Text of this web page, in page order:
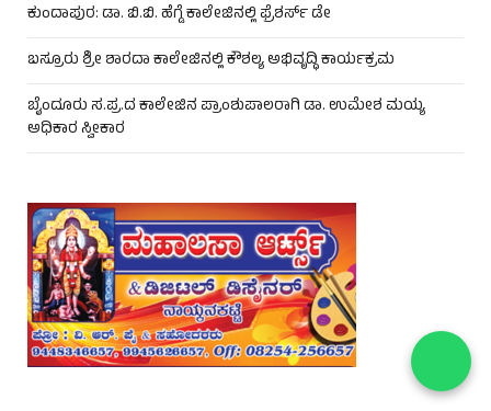
ಕುಂದಾಪುರ: ಡಾ. ಬಿ.ಬಿ. ಹೆಗ್ಡೆ ಕಾಲೇಜಿನಲ್ಲಿ ಫ್ರೆಶರ್ಸ್ ಡೇ
ಬಸ್ರೂರು ಶ್ರೀ ಶಾರದಾ ಕಾಲೇಜಿನಲ್ಲಿ ಕೌಶಲ್ಯ ಅಭಿವೃದ್ಧಿ ಕಾರ್ಯಕ್ರಮ
ಬೈಂದೂರು ಸ.ಪ್ರ.ದ ಕಾಲೇಜಿನ ಪ್ರಾಂಶುಪಾಲರಾಗಿ ಡಾ. ಉಮೇಶ ಮಯ್ಯ
ಅಧಿಕಾರ ಸ್ವೀಕಾರ